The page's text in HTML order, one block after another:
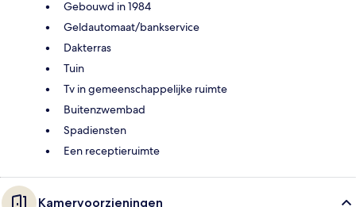
Gebouwd in 1984
Geldautomaat/bankservice
Dakterras
Tuin
Tv in gemeenschappelijke ruimte
Buitenzwembad
Spadiensten
Een receptieruimte
Kamervoorzieningen